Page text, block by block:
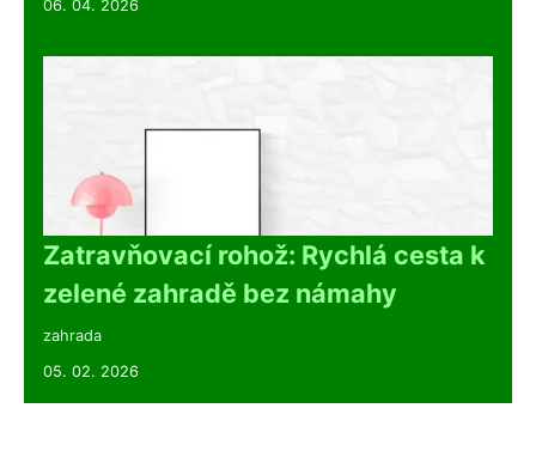
06. 04. 2026
Zatravňovací rohož: Rychlá cesta k
zelené zahradě bez námahy
zahrada
05. 02. 2026